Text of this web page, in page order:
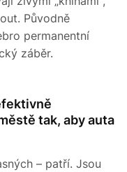
Původně
permanentní
záběr.
tak, aby auta
– patří. Jsou